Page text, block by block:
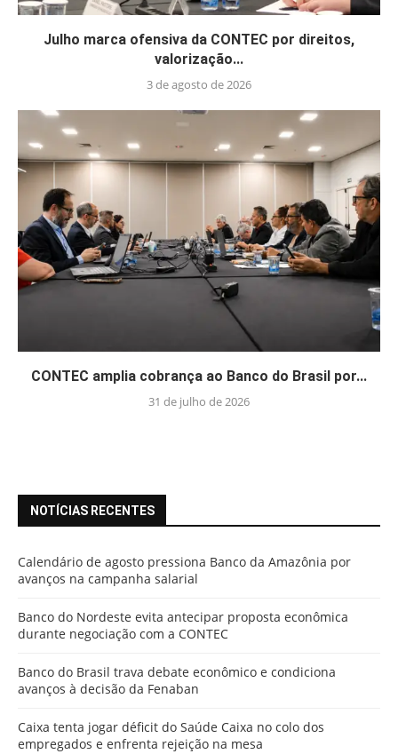
Julho marca ofensiva da CONTEC por direitos,
valorização...
3 de agosto de 2026
CONTEC amplia cobrança ao Banco do Brasil por...
31 de julho de 2026
NOTÍCIAS RECENTES
Calendário de agosto pressiona Banco da Amazônia por
avanços na campanha salarial
Banco do Nordeste evita antecipar proposta econômica
durante negociação com a CONTEC
Banco do Brasil trava debate econômico e condiciona
avanços à decisão da Fenaban
Caixa tenta jogar déficit do Saúde Caixa no colo dos
empregados e enfrenta rejeição na mesa